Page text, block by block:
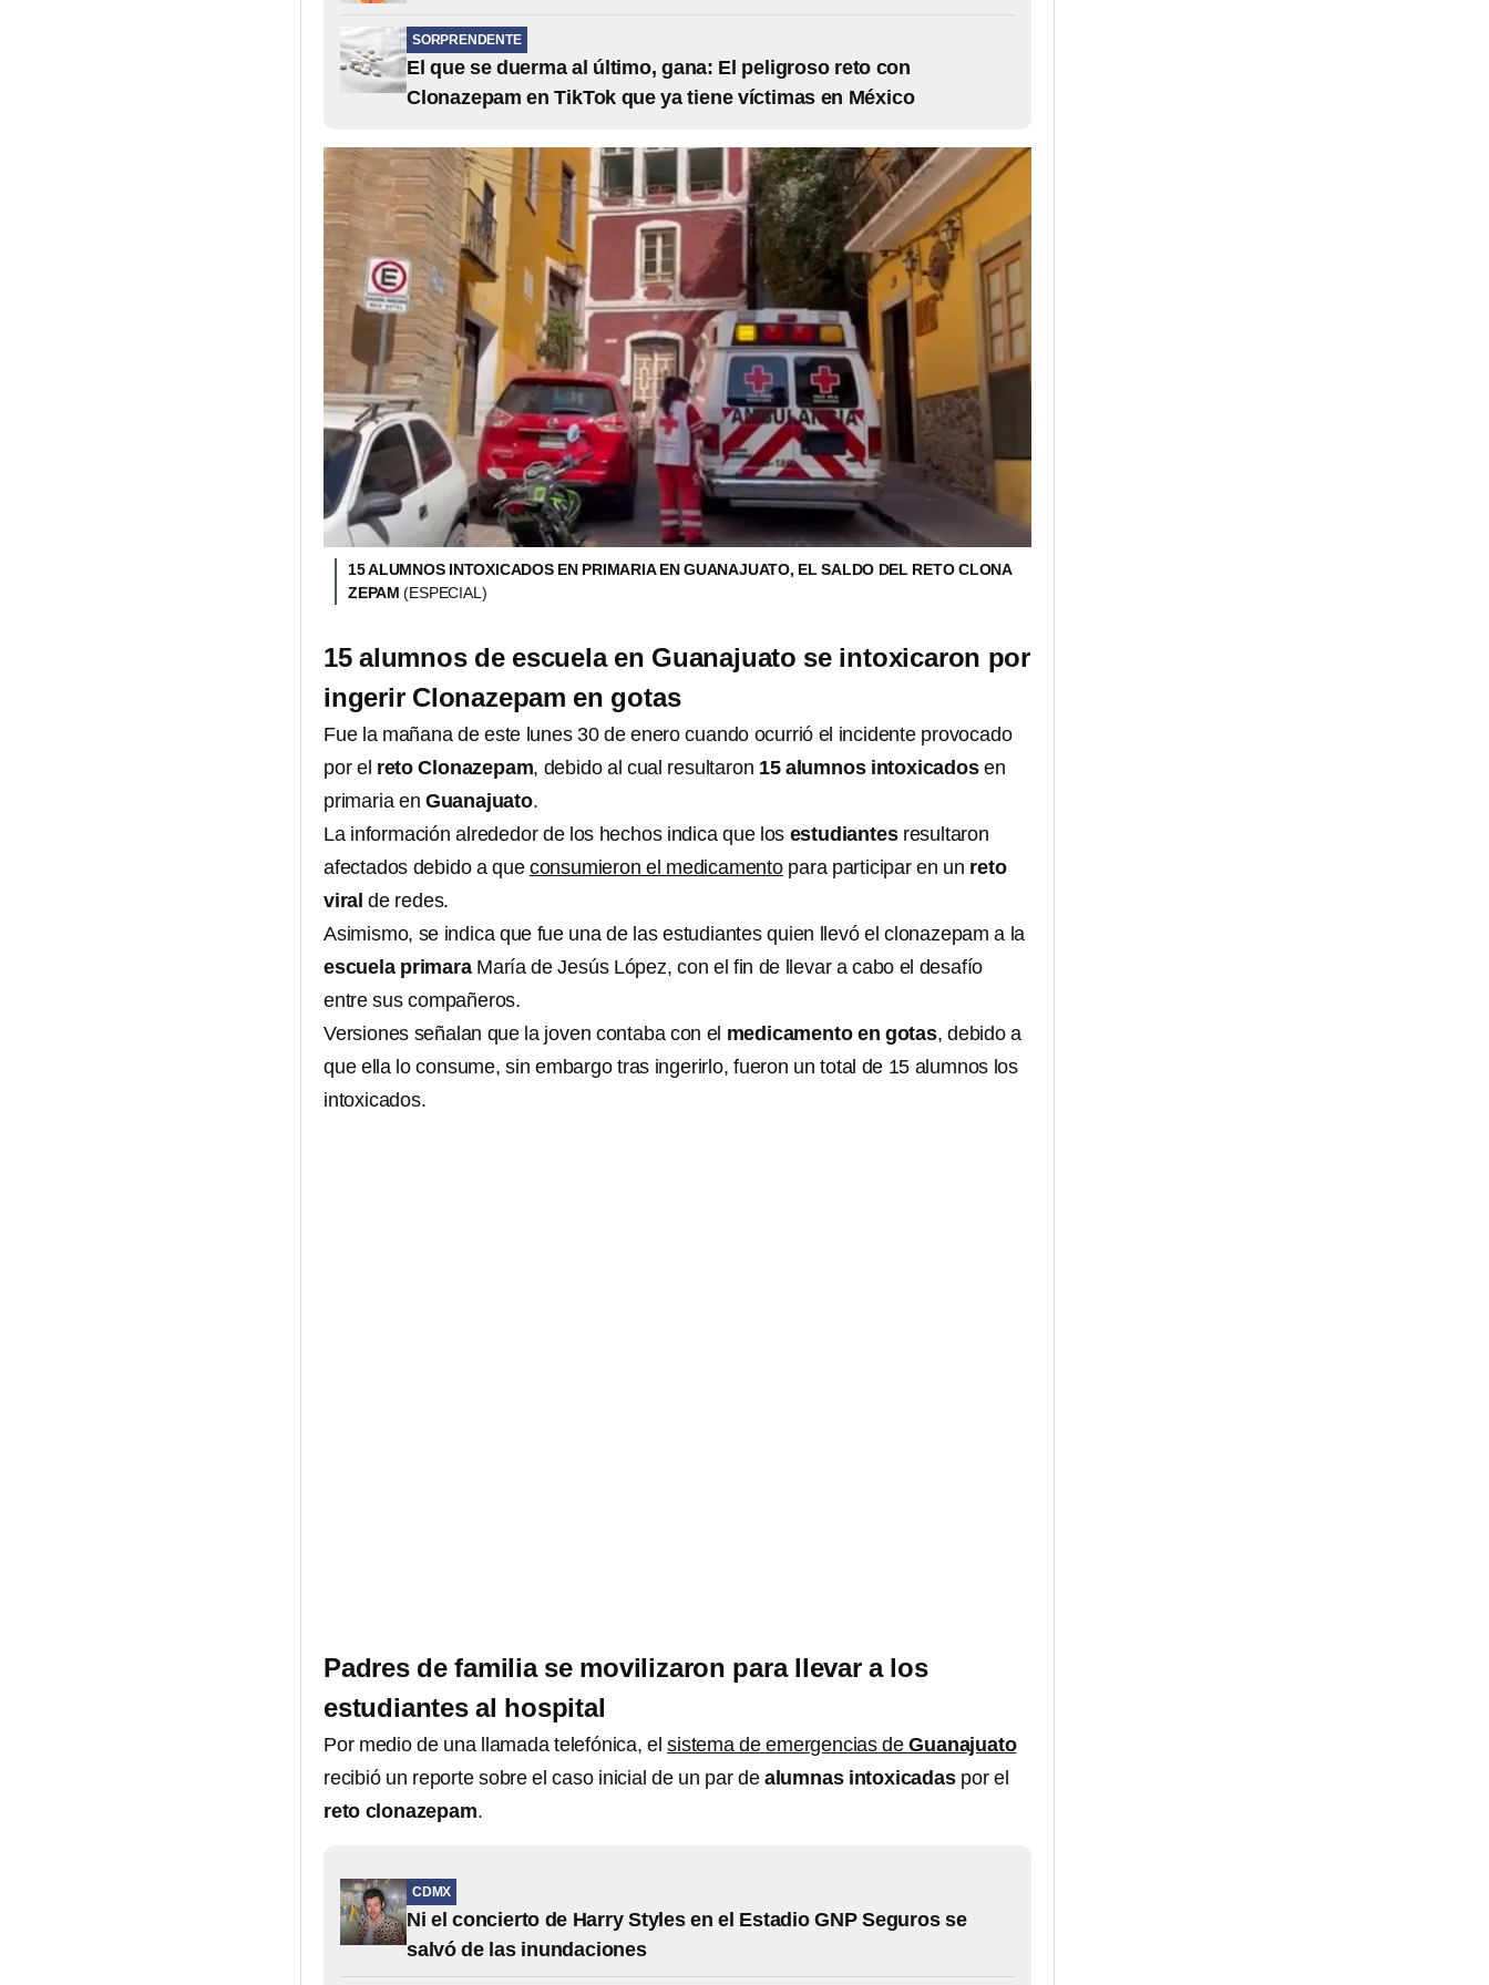
SORPRENDENTE
El que se duerma al último, gana: El peligroso reto con
Clonazepam en TikTok que ya tiene víctimas en México
15 ALUMNOS INTOXICADOS EN PRIMARIA EN GUANAJUATO, EL SALDO DEL RETO CLONA
ZEPAM(ESPECIAL)
15 alumnos de escuela en Guanajuato se intoxicaron por
ingerir Clonazepam en gotas
Fue la mañana de este lunes 30 de enero cuando ocurrió el incidente provocado
por el reto Clonazepam, debido al cual resultaron 15 alumnos intoxicadosen
primaria en Guanajuato.
La información alrededor de los hechos indica que los estudiantesresultaron
afectados debido a que consumieron el medicamentopara participar en un reto
viral de redes.
Asimismo, se indica que fue una de las estudiantes quien llevó el clonazepam a la
escuela primaraMaría de Jesús López, con el fin de llevar a cabo el desafío
entre sus compañeros.
Versiones señalan que la joven contaba con el medicamento en gotas, debido a
que ella lo consume, sin embargo tras ingerirlo, fueron un total de 15 alumnos los
intoxicados.
Padres de familia se movilizaron para llevar a los
estudiantes al hospital
Por medio de una llamada telefónica, elsistema de emergencias deGuanajuato
recibió un reporte sobre el caso inicial de un par de alumnas intoxicadaspor el
reto clonazepam.
CDMX
Ni el concierto de Harry Styles en el Estadio GNP Seguros se
salvó de las inundaciones